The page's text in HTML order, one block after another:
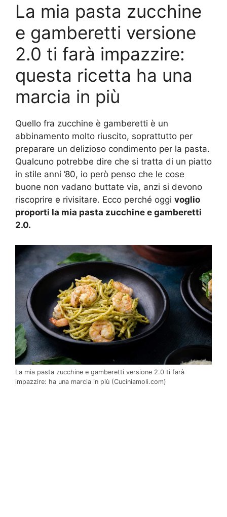
La mia pasta zucchine
e gamberetti versione
2.0 ti farà impazzire:
questa ricetta ha una
marcia in più
Quello fra zucchine è gamberetti è un
abbinamento molto riuscito, soprattutto per
preparare un delizioso condimento per la pasta.
Qualcuno potrebbe dire che si tratta di un piatto
in stile anni ’80, io però penso che le cose
buone non vadano buttate via, anzi si devono
riscoprire e rivisitare. Ecco perché oggi voglio
proporti la mia pasta zucchine e gamberetti
2.0.
La mia pasta zucchine e gamberetti versione 2.0 ti farà
impazzire: ha una marcia in più (Cuciniamoli.com)